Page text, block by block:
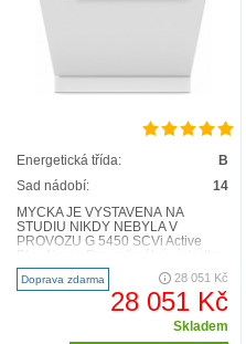
Energetická třída:
B
Sad nádobí:
14
MYČKA JE VYSTAVENÁ NA
STUDIU NIKDY NEBYLA V
PROVOZU G 5450 SCVi Active
sušení díky sušení AutoOpen. Nej..
Doprava zdarma 28 051 Kč
28 051 Kč
Skladem